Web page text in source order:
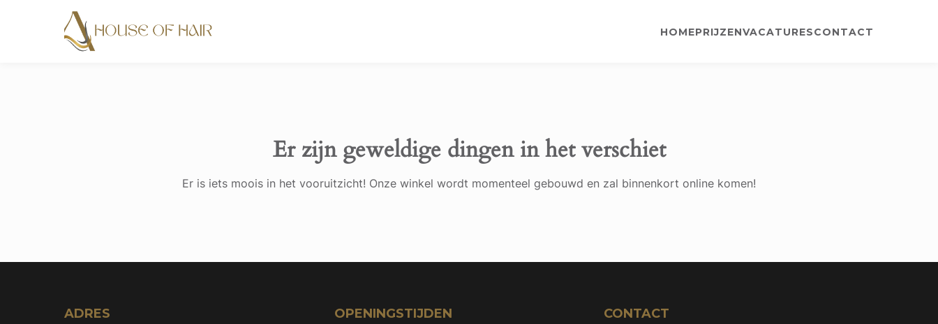
HOMEPRIJZENVACATURESCONTACT
Er zijn geweldige dingen in het verschiet
Er is iets moois in het vooruitzicht! Onze winkel wordt momenteel gebouwd en zal binnenkort online komen!
ADRES OPENINGSTIJDEN CONTACT